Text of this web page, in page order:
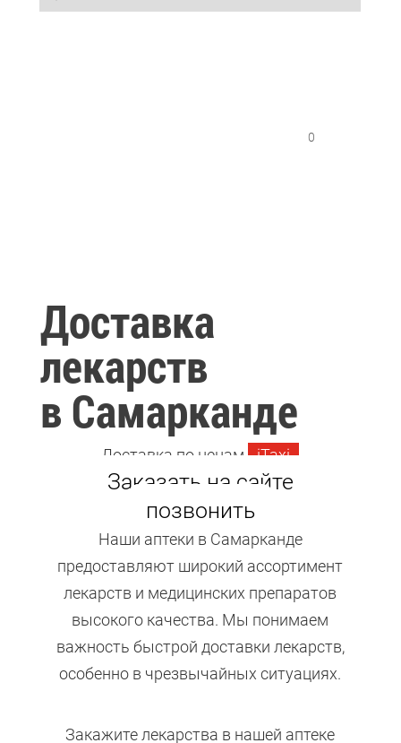
0
Доставка
лекарств
в Самарканде
Доставка по ценам iTaxi
Заказать на сайте
позвонить
Наши аптеки в Самарканде
предоставляют широкий ассортимент
лекарств и медицинских препаратов
высокого качества. Мы понимаем
важность быстрой доставки лекарств,
особенно в чрезвычайных ситуациях.
Закажите лекарства в нашей аптеке